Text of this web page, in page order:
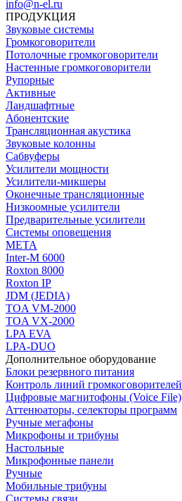
info@n-el.ru
ПРОДУКЦИЯ
Звуковые системы
Громкоговорители
Потолочные громкоговорители
Настенные громкоговорители
Рупорные
Активные
Ландшафтные
Абонентские
Трансляционная акустика
Звуковые колонны
Сабвуферы
Усилители мощности
Усилители-микшеры
Оконечные трансляционные
Низкоомные усилители
Предварительные усилители
Системы оповещения
МЕТА
Inter-M 6000
Roxton 8000
Roxton IP
JDM (JEDIA)
TOA VM-2000
TOA VX-2000
LPA EVA
LPA-DUO
Дополнительное оборудование
Блоки резервного питания
Контроль линий громкоговорителей
Цифровые магнитофоны (Voice File)
Аттенюаторы, селекторы программ
Ручные мегафоны
Микрофоны и трибуны
Настольные
Микрофонные панели
Ручные
Мобильные трибуны
Системы связи